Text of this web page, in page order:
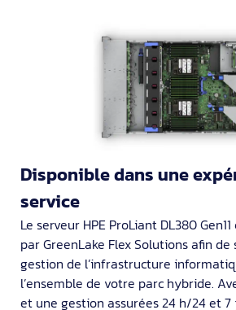
Disponible dans une
service
Le serveur HPE ProLiant DL380
par GreenLake Flex Solutions afin
gestion de l’infrastructure
l’ensemble de votre parc hybride.
et une gestion assurées 24 h/24 et 7